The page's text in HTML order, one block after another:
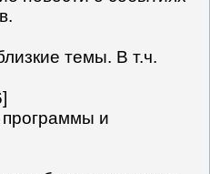
темы. В т.ч.
и